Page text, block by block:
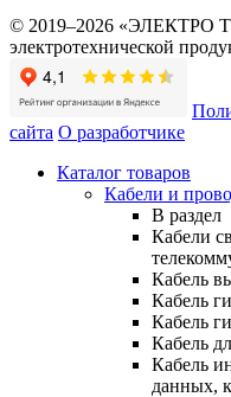
© 2019–2026 «ЭЛЕКТРО
электротехнической
сайта О разработчике
Каталог товаров
Кабели и
В раздел
Кабели
Кабель
Кабель
Кабель
Кабель
Кабель
данных,